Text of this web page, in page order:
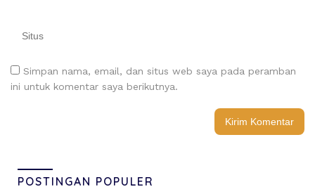
Simpan nama, email, dan situs web saya pada peramban
ini untuk komentar saya berikutnya.
POSTINGAN POPULER